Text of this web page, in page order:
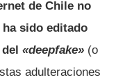
de Chile no
sido editado
«deepfake» (o
adulteraciones